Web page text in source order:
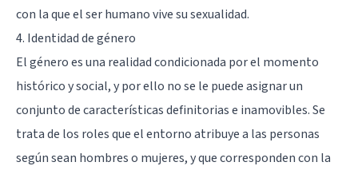
con la que el ser humano vive su sexualidad.
4. Identidad de género
El género es una realidad condicionada por el momento
histórico y social, y por ello no se le puede asignar un
conjunto de características definitorias e inamovibles. Se
trata de los roles que el entorno atribuye a las personas
según sean hombres o mujeres, y que corresponden con la